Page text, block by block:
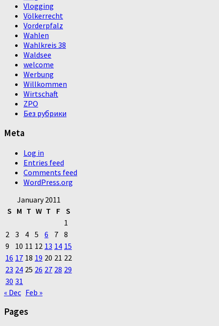
Vlogging
Völkerrecht
Vorderpfalz
Wahlen
Wahlkreis 38
Waldsee
welcome
Werbung
Willkommen
Wirtschaft
ZPO
Без рубрики
Meta
Log in
Entries feed
Comments feed
WordPress.org
January 2011
S M T W T F S
1
2
3 4 5 6 7 8
9
10 11 12 13 14 15
16 17 18 19 20 21 22
23 24 25 26 27 28 29
30 31
« Dec Feb »
Pages